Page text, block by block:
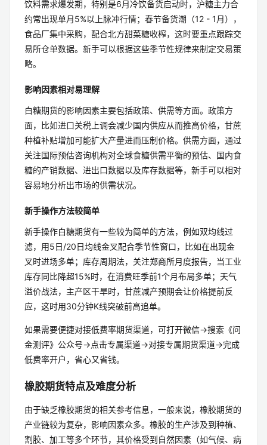
饮料需求爆发期，特别是6月冷饮备货启动时，沪糖主力合
约常出现单月5%以上脉冲行情；春节备货潮（12 - 1月），
食品厂集中采购，配合北方甜菜糖收榨，这时要重点跟踪交
易所仓单数据。新手可以根据这些季节性规律来制定交易策
略。
影响因素相对易理解
白糖期货的影响因素主要包括政策、供需等方面。政策方
面，比如进口关税上调会减少国内供应从而推高价格，甘蔗
种植补贴增加可能扩大产量进而压制价格。供需方面，通过
关注国际预估咨询机构对全球食糖供需平衡的预估、国内食
糖的产销数据、进出口数据以及库存数据等，新手可以相对
容易地分析出市场的供需状况。
新手操作方法较简单
新手操作白糖期货有一些较为简单的方法，例如双均线过
滤，用5日/20日均线金叉配合季节性窗口，比如在出现金
叉时进场多单；库存周期法，关注郑商所月度报告，当工业
库存同比降超15%时，在消费旺季前1个月布局多单；天气
溢价战法，主产区干旱时，甘蔗减产预期会让价格提前反
应，这时用30分钟K线突破前高追单。
如果需要便捷对接低费率期货渠道，可打开微信→搜索《问
金测评》公众号→点击专属渠道→对接专属期货渠道→完成
低费率开户，省心又省钱。
橡胶期货特点及难度分析
由于缺乏橡胶期货的相关参考信息，一般来说，橡胶期货的
产业链较为复杂，影响因素众多。橡胶的生产涉及到种植、
割胶、加工等多个环节，其价格受到自然因素（如气候、病